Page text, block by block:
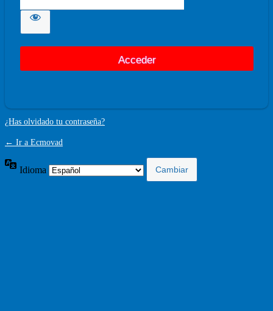
¿Has olvidado tu contraseña?
← Ir a Ecmovad
Idioma